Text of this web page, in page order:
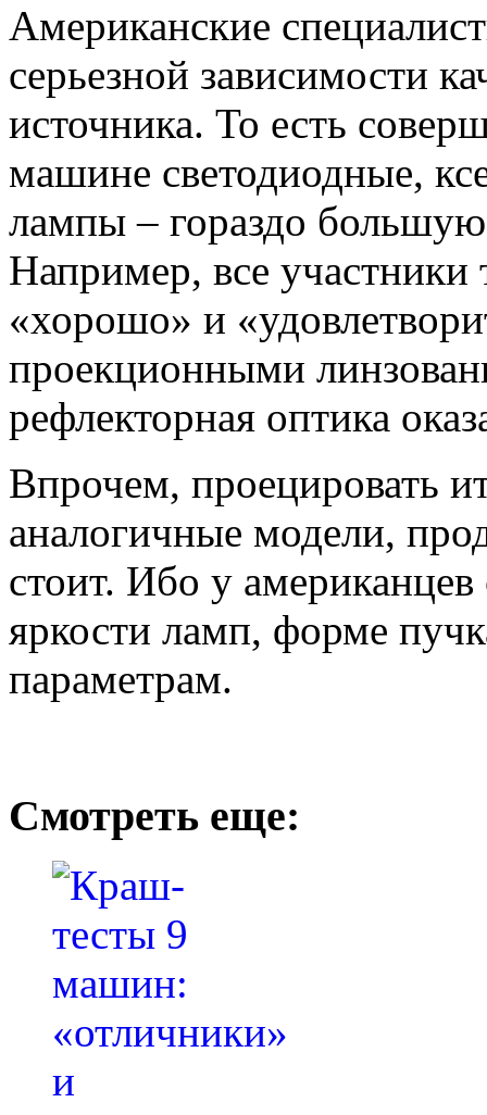
Американские
серьезной зависимости
источника. То есть
машине светодиодные,
лампы – гораздо
Например, все участники
«хорошо» и
проекционными
рефлекторная оптика
Впрочем, проецировать
аналогичные модели,
стоит. Ибо у
яркости ламп, форме
параметрам.
Смотреть еще: